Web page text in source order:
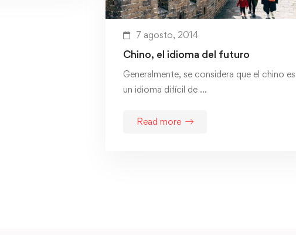
7 agosto, 2014
Chino, el idioma del futuro
Generalmente, se considera que el chino es
un idioma difícil de …
Read more